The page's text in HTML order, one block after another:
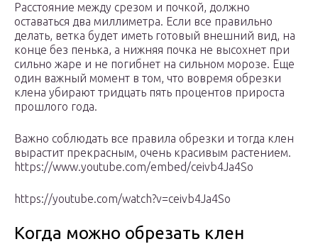
Расстояние между срезом и почкой, должно
оставаться два миллиметра. Если все правильно
делать, ветка будет иметь готовый внешний вид, на
конце без пенька, а нижняя почка не высохнет при
сильно жаре и не погибнет на сильном морозе. Еще
один важный момент в том, что вовремя обрезки
клена убирают тридцать пять процентов прироста
прошлого года.
Важно соблюдать все правила обрезки и тогда клен
вырастит прекрасным, очень красивым растением.
https://www.youtube.com/embed/ceivb4Ja4So
https://youtube.com/watch?v=ceivb4Ja4So
Когда можно обрезать клен